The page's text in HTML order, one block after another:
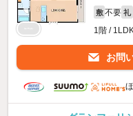
敷 不要 礼
1階 /
お問